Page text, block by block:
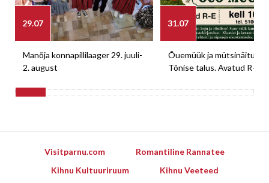
29.07
Manõja konnapillilaager 29. juuli-
2. august
31.07
Õuemüük ja mütsinäitus
Tõnise talus. Avatud R-E
Visitparnu.com
Romantiline Rannatee
Kihnu Kultuuriruum
Kihnu Veeteed